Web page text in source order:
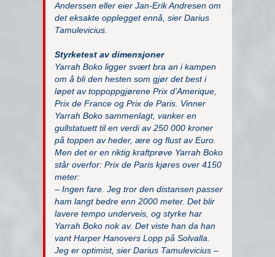
Anderssen eller eier Jan-Erik Andresen om
det eksakte opplegget ennå, sier Darius
Tamulevicius.
Styrketest av dimensjoner
Yarrah Boko ligger svært bra an i kampen
om å bli den hesten som gjør det best i
løpet av toppoppgjørene Prix d’Amerique,
Prix de France og Prix de Paris. Vinner
Yarrah Boko sammenlagt, vanker en
gullstatuett til en verdi av 250 000 kroner
på toppen av heder, ære og flust av Euro.
Men det er en riktig kraftprøve Yarrah Boko
står overfor: Prix de Paris kjøres over 4150
meter:
– Ingen fare. Jeg tror den distansen passer
ham langt bedre enn 2000 meter. Det blir
lavere tempo underveis, og styrke har
Yarrah Boko nok av. Det viste han da han
vant Harper Hanovers Lopp på Solvalla.
Jeg er optimist, sier Darius Tamulevicius –